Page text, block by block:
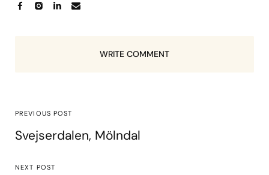
WRITE COMMENT
PREVIOUS POST
Svejserdalen, Mölndal
NEXT POST